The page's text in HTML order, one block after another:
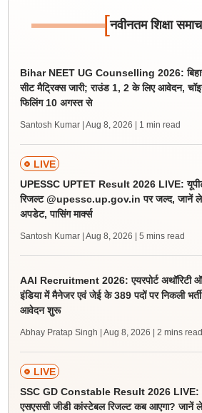
[नवीनतम शिक्षा
Bihar NEET UG Counselling 2026:
सीट मैट्रिक्स जारी; राउंड 1, 2 के लिए आवेदन,
फिलिंग 10 अगस्त से
Santosh Kumar | Aug 8, 2026 | 1 min read
LIVE
UPESSC UPTET Result 2026 LIVE:
रिजल्ट @upessc.up.gov.in पर जल्द, जानें
अपडेट, पासिंग मार्क्स
Santosh Kumar | Aug 8, 2026 | 5 mins read
AAI Recruitment 2026: एयरपोर्ट अथॉरिटी
इंडिया में मैनेजर एवं जेई के 389 पदों पर निकली
आवेदन शुरू
Abhay Pratap Singh | Aug 8, 2026 | 2 mins read
LIVE
SSC GD Constable Result 2026 LIVE:
एसएससी जीडी कांस्टेबल रिजल्ट कब आएगा? जानें